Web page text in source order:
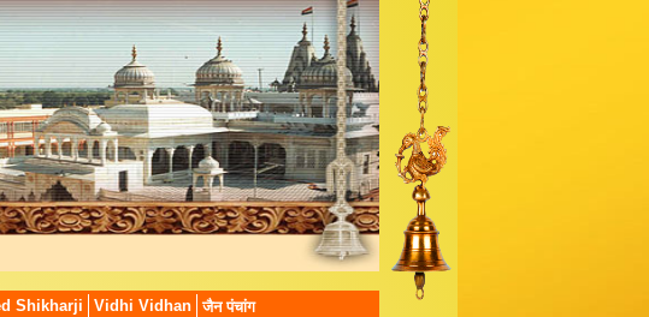
Shikharji Vidhi Vidhan जैन पंचांग